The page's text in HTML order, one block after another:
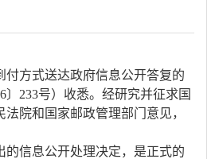
付方式送达政府信息公开答复的
〕233号）收悉。经研究并征求国
院和国家邮政管理部门意见，
的信息公开处理决定，是正式的